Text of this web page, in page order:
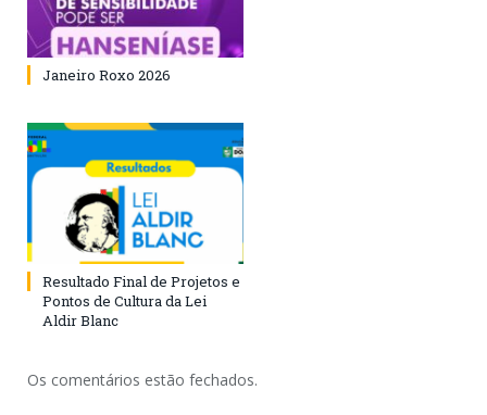
Janeiro Roxo 2026
Resultado Final de Projetos e
Pontos de Cultura da Lei
Aldir Blanc
Os comentários estão fechados.